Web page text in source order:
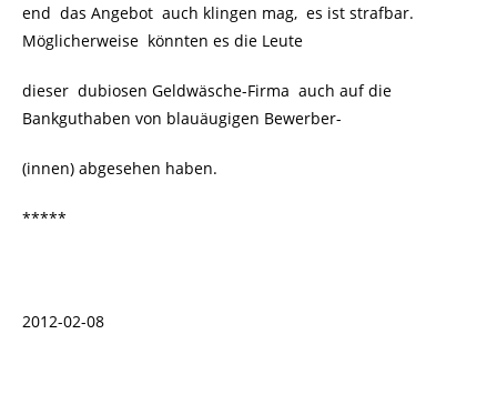
end das Angebot auch klingen mag, es ist strafbar.
Möglicherweise könnten es die Leute
dieser dubiosen Geldwäsche-Firma auch auf die
Bankguthaben von blauäugigen Bewerber-
(innen) abgesehen haben.
*****
2012-02-08